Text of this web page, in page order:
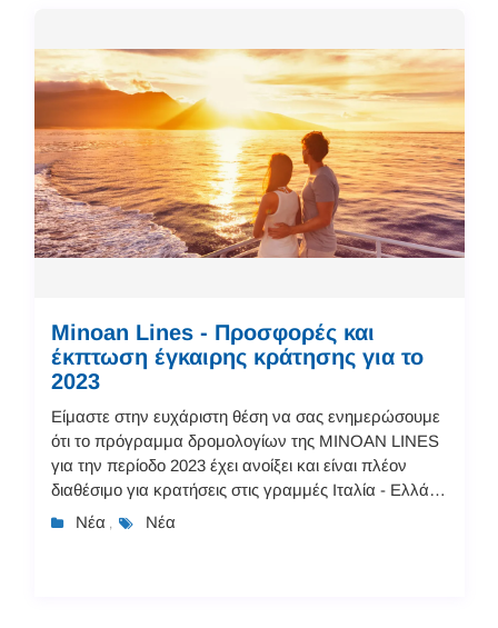
Minoan Lines - Προσφορές και
έκπτωση έγκαιρης κράτησης για το
2023
Είμαστε στην ευχάριστη θέση να σας ενημερώσουμε
ότι το πρόγραμμα δρομολογίων της MINOAN LINES
για την περίοδο 2023 έχει ανοίξει και είναι πλέον
διαθέσιμο για κρατήσεις στις γραμμές Ιταλία - Ελλάδα
Μπορείτε να ελέγξετε τα δρομολόγια, τους ναύλο...
Νέα , Νέα